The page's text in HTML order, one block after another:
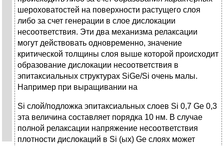
шероховатостей на поверхности растущего слоя
либо за счет генерации в слое дислокации
несоответствия. Эти два механизма релаксации
могут действовать одновременно, значение
критической толщины слоя выше которой происходит
образование дислокации несоответствия в
эпитаксиальных структурах SiGe/Si очень малы.
Например при выращивании на
Si слой/подложка эпитаксиальных слоев Si 0,7 Ge 0,3
эта величина составляет порядка 10 нм. В случае
полной релаксации напряжение несоответствия
плотности дислокаций в Si (ых) Ge слоях может